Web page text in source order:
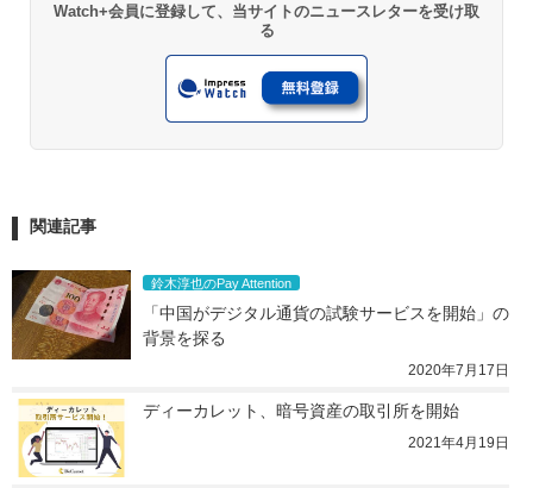
Watch+会員に登録して、当サイトのニュースレターを受け取
る
関連記事
鈴木淳也のPay Attention
「中国がデジタル通貨の試験サービスを開始」の
背景を探る
2020年7月17日
ディーカレット、暗号資産の取引所を開始
2021年4月19日